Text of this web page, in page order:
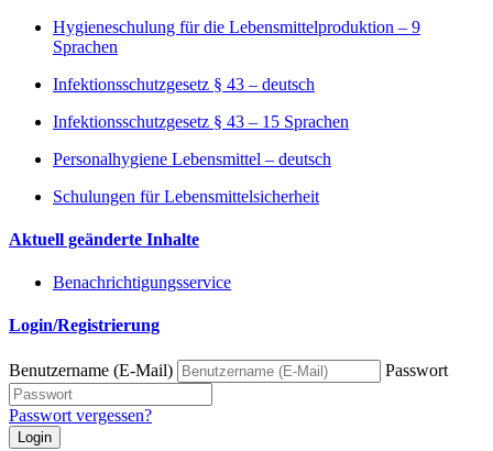
Hygieneschulung für die Lebensmittelproduktion – 9
Sprachen
Infektionsschutzgesetz § 43 – deutsch
Infektionsschutzgesetz § 43 – 15 Sprachen
Personalhygiene Lebensmittel – deutsch
Schulungen für Lebensmittelsicherheit
Aktuell geänderte Inhalte
Benachrichtigungsservice
Login/Registrierung
Benutzername (E-Mail) Passwort
Passwort vergessen?
Login